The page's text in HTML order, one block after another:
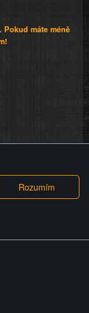
máte méně
provozovatele
nebo video na
videa nebo
uplatnit vůči
škody nebo
To jen